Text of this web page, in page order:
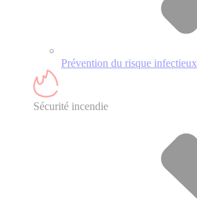
Prévention du risque infectieux
Sécurité incendie